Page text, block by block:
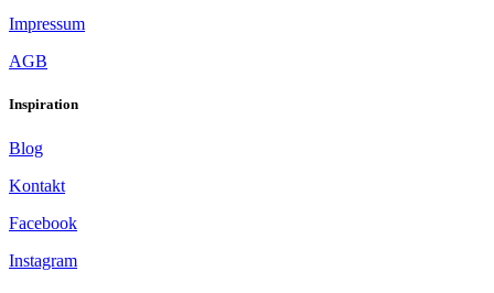
Impressum
AGB
Inspiration
Blog
Kontakt
Facebook
Instagram